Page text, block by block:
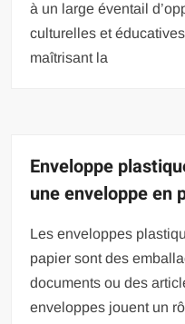
à un large éventail
culturelles et
maîtrisant la
Enveloppe
une enveloppe en
Les enveloppes
papier sont des
documents ou des
enveloppes jouent un